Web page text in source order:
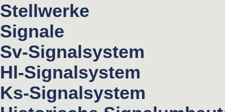
Stellwerke
Signale
Sv-Signalsystem
Hl-Signalsystem
Ks-Signalsystem